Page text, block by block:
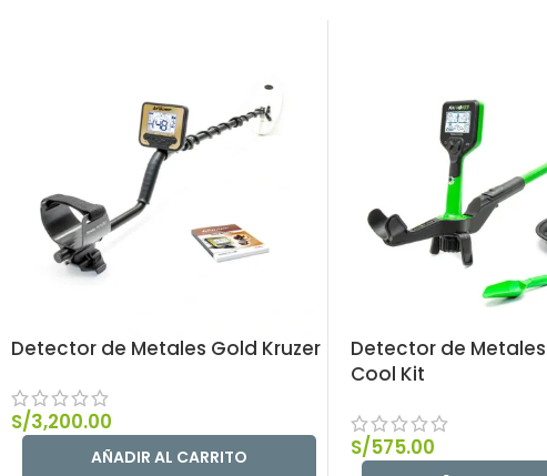
Detector de Metales Gold Kruzer
S/3,200.00
AÑADIR AL CARRITO
Detector de
Cool Kit
S/575.00